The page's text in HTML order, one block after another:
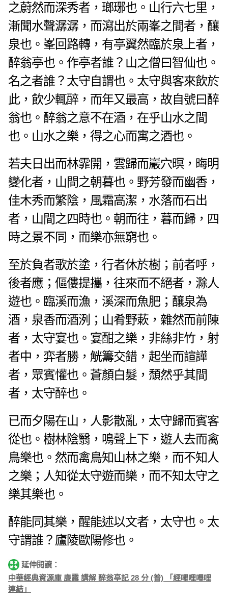
之蔚然而深秀者，瑯琊也。山行六七里，
漸聞水聲潺潺，而瀉出於兩峯之間者，釀
泉也。峯回路轉，有亭翼然臨於泉上者，
醉翁亭也。 作亭者誰？山之僧曰智仙也。
名之者誰？太守自謂也。太守與客來飲於
此，飲少輒醉，而年又最高，故自號曰醉
翁也。醉翁之意不在酒，在乎山水之間
也。山水之樂，得之心而寓之酒也。
若夫日出而林霏開，雲歸而巖穴暝，晦明
變化者，山間之朝暮也。野芳發而幽香，
佳木秀而繁陰，風霜高潔，水落而石出
者，山間之四時也。朝而往，暮而歸，四
時之景不同，而樂亦無窮也。
至於負者歌於塗，行者休於樹；前者呼，
後者應；傴僂提攜，往來而不絕者，滁人
遊也。臨溪而漁，溪深而魚肥；釀泉為
酒，泉香而酒洌；山肴野蔌，雜然而前陳
者，太守宴也。 宴酣之樂，非絲非竹，射
者中，弈者勝，觥籌交錯，起坐而諠譁
者，眾賓懽也。蒼顏白髮，頹然乎其間
者，太守醉也。
已而夕陽在山，人影散亂，太守歸而賓客
從也。樹林陰翳，鳴聲上下，遊人去而禽
鳥樂也。然而禽鳥知山林之樂，而不知人
之樂；人知從太守遊而樂，而不知太守之
樂其樂也。
醉能同其樂，醒能述以文者，太守也。太
守謂誰？廬陵歐陽修也。
延伸閱讀：
中華經典資源庫 康震 講解 醉翁亭記 28 分 (普) 「經嗶哩嗶哩
連結」